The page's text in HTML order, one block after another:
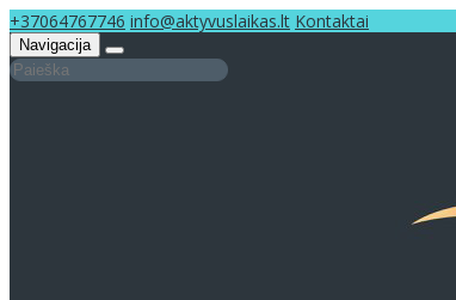
+37064767746 info@aktyvuslaikas.lt Kontaktai
Navigacija